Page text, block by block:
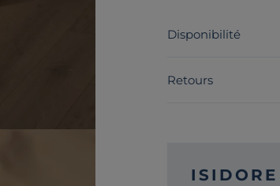
Disponibilité
Retours
ISIDORE